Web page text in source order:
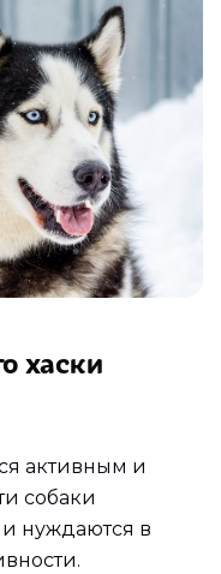
хаски
активным и
собаки
нуждаются в